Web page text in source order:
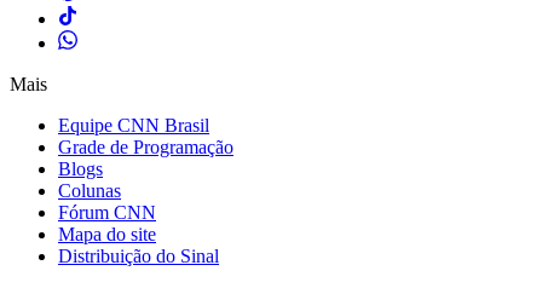
Mais
Equipe CNN Brasil
Grade de Programação
Blogs
Colunas
Fórum CNN
Mapa do site
Distribuição do Sinal